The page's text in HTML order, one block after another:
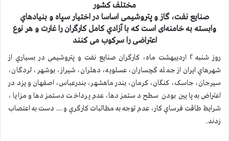
مختلف كشور
صنایع نفت، گاز و پتروشیمی اساسا در اختیار سپاه و بنيادهاي
وابسته به خامنه‌ای است که با آزادي كامل کارگران را غارت و هر نوع
اعتراضی را سرکوب می کنند
روز شنبه ۲ اردیبهشت ماه، کارگران صنایع نفت و پتروشیمی در بسياري از
شهرهاي ایران از جمله گچساران، عسلویه، دهلران، شیراز، بوشهر، لردگان،
سیرجان، جاسک، کنگان، کرمان، بندر ماهشهر، بندرعباس، اصفهان و یزد در
اعتراض به پايين بودن سطح دستمزدها، عدم پرداخت دستمزدها و مزايا،
شرايط طاقت فرساي كار، عدم توجه به مطالبات كارگري و … دست به اعتصاب
زدند.